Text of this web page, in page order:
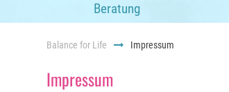
überspringen
Beratung
Balance for Life Impressum
Impressum